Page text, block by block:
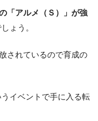
「アルメ（Ｓ）」が強
ょう。
されているので育成の
イベントで手に入る転